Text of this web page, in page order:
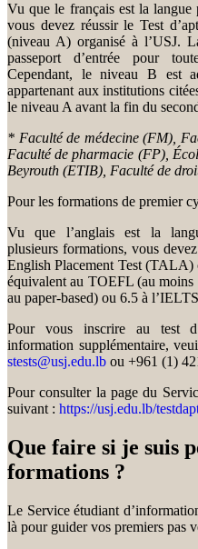
Vu que le français est la langue
vous devez réussir le Test
(niveau A) organisé à l’USJ.
passeport d’entrée pour
Cependant, le niveau B est
appartenant aux institutions
le niveau A avant la fin du
* Faculté de médecine (FM),
Faculté de pharmacie (FP),
Beyrouth (ETIB), Faculté de
Pour les formations de premier
Vu que l’anglais est la
plusieurs formations, vous
English Placement Test (TALA)
équivalent au TOEFL (au moins
au paper-based) ou 6.5 à
Pour vous inscrire au test
information supplémentaire,
stests@usj.edu.lb ou +961 (1)
Pour consulter la page du
suivant : https://usj.edu.lb/
Que faire si je suis
formations ?
Le Service étudiant
là pour guider vos premiers pas